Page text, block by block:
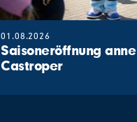
01.08.2026
Saisoneröffnung anne
Castroper